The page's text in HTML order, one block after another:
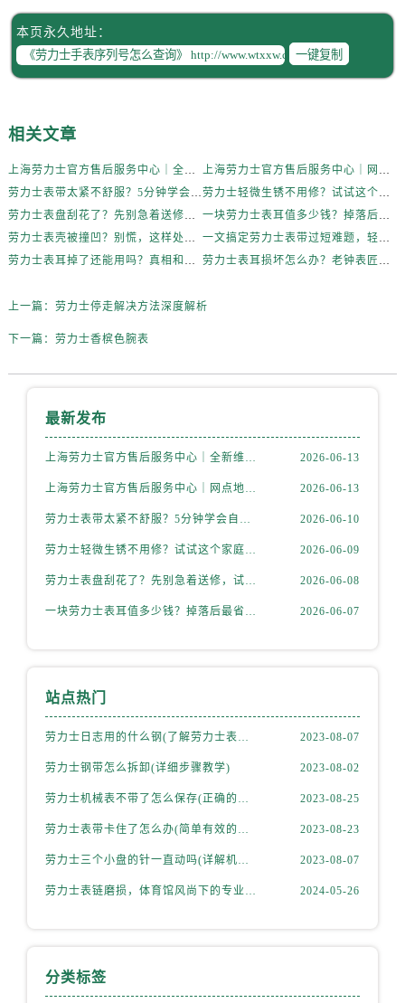
本页永久地址：
一键复制
相关文章
上海劳力士官方售后服务中心｜全新维修门店地址及电话权威信息公示（2026年6月最新）
上海劳力士官方售后服务中心｜网点地址与电话权威信息公示（2026年6月最新）
劳力士表带太紧不舒服？5分钟学会自己调节长度
劳力士轻微生锈不用修？试试这个家庭小妙方
劳力士表盘刮花了？先别急着送修，试试这几种方法
一块劳力士表耳值多少钱？掉落后最省钱的解决方式
劳力士表壳被撞凹？别慌，这样处理最稳妥
一文搞定劳力士表带过短难题，轻松佩戴不将就
劳力士表耳掉了还能用吗？真相和解决方案来了
劳力士表耳损坏怎么办？老钟表匠透露关键技巧
上一篇： 劳力士停走解决方法深度解析
下一篇： 劳力士香槟色腕表
最新发布
上海劳力士官方售后服务中心｜全新维修门店地址及电话权威信息公示（2026年6月最新） 2026-06-13
上海劳力士官方售后服务中心｜网点地址与电话权威信息公示（2026年6月最新） 2026-06-13
劳力士表带太紧不舒服？5分钟学会自己调节长度 2026-06-10
劳力士轻微生锈不用修？试试这个家庭小妙方 2026-06-09
劳力士表盘刮花了？先别急着送修，试试这几种方法 2026-06-08
一块劳力士表耳值多少钱？掉落后最省钱的解决方式 2026-06-07
站点热门
劳力士日志用的什么钢(了解劳力士表款材质选择) 2023-08-07
劳力士钢带怎么拆卸(详细步骤教学) 2023-08-02
劳力士机械表不带了怎么保存(正确的方法和注意事项) 2023-08-25
劳力士表带卡住了怎么办(简单有效的解决方法) 2023-08-23
劳力士三个小盘的针一直动吗(详解机械表小盘指针运行规律) 2023-08-07
劳力士表链磨损，体育馆风尚下的专业修复之道 2024-05-26
分类标签